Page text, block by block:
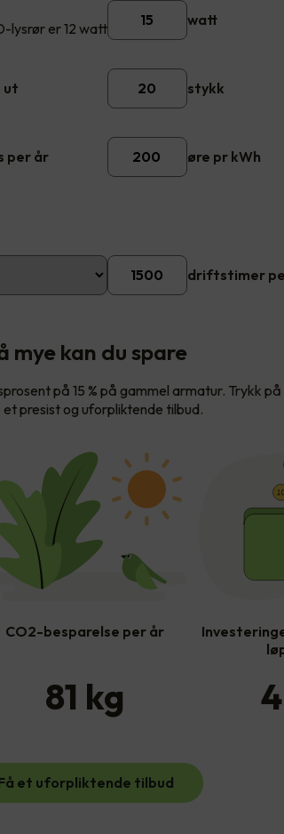
lysrør er 12 watt
watt
ut stykk
per år øre pr kWh
driftstimer
mye kan du spare
på 15 % på gammel armatur. Trykk
presist og uforpliktende tilbud.
CO2-besparelse per år
81 kg 4
et uforpliktende tilbud